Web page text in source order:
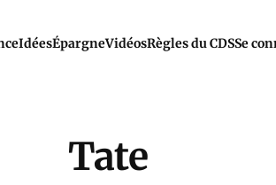
IdéesÉpargneVidéosRègles du CDSSe
Tate